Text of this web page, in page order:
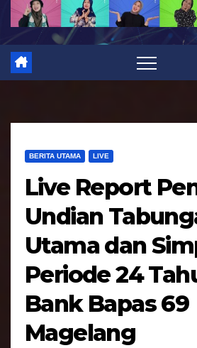
n
BERITA UTAMA LIVE
Live Report
Undian
Utama dan
Periode 24
Bank Bapas 69
Magelang